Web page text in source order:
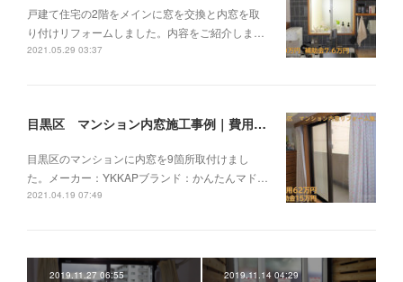
戸建て住宅の2階をメインに窓を交換と内窓を取
り付けリフォームしました。内容をご紹介しま…
2021.05.29 03:37
目黒区 マンション内窓施工事例｜費用62万円
目黒区のマンションに内窓を9箇所取付けまし
た。メーカー：YKKAPブランド：かんたんマド…
2021.04.19 07:49
2019.11.27 06:55 2019.11.14 04:29